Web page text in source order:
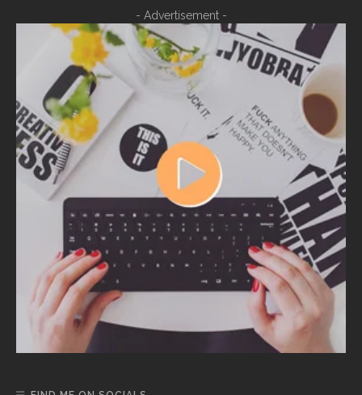
- Advertisement -